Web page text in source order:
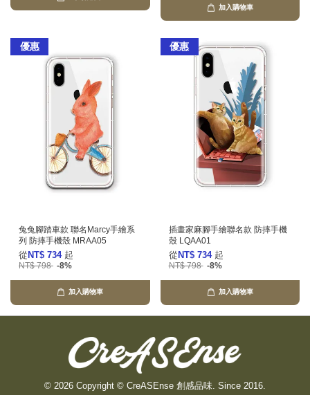
加入購物車
優惠
兔兔腳踏車款 聯名Marcy手繪系
列 防摔手機殼 MRAA05
從 NT$ 734 起
NT$ 798 -8%
加入購物車
優惠
插畫家麻腳手繪聯名款 防摔手機
殼 LQAA01
從 NT$ 734 起
NT$ 798 -8%
加入購物車
© 2026 Copyright © CreASEnse 創感品味. Since 2016.